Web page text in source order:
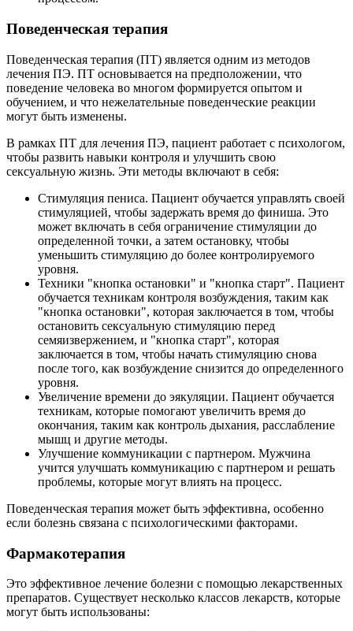
Поведенческая терапия
Поведенческая терапия (ПТ) является одним из методов
лечения ПЭ. ПТ основывается на предположении, что
поведение человека во многом формируется опытом и
обучением, и что нежелательные поведенческие реакции
могут быть изменены.
В рамках ПТ для лечения ПЭ, пациент работает с психологом,
чтобы развить навыки контроля и улучшить свою
сексуальную жизнь. Эти методы включают в себя:
Стимуляция пениса. Пациент обучается управлять своей
стимуляцией, чтобы задержать время до финиша. Это
может включать в себя ограничение стимуляции до
определенной точки, а затем остановку, чтобы
уменьшить стимуляцию до более контролируемого
уровня.
Техники "кнопка остановки" и "кнопка старт". Пациент
обучается техникам контроля возбуждения, таким как
"кнопка остановки", которая заключается в том, чтобы
остановить сексуальную стимуляцию перед
семяизвержением, и "кнопка старт", которая
заключается в том, чтобы начать стимуляцию снова
после того, как возбуждение снизится до определенного
уровня.
Увеличение времени до эякуляции. Пациент обучается
техникам, которые помогают увеличить время до
окончания, таким как контроль дыхания, расслабление
мышц и другие методы.
Улучшение коммуникации с партнером. Мужчина
учится улучшать коммуникацию с партнером и решать
проблемы, которые могут влиять на процесс.
Поведенческая терапия может быть эффективна, особенно
если болезнь связана с психологическими факторами.
Фармакотерапия
Это эффективное лечение болезни с помощью лекарственных
препаратов. Существует несколько классов лекарств, которые
могут быть использованы: